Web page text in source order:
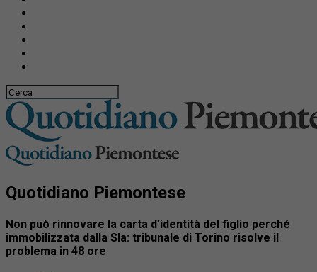
Quotidiano Piemontese
Non può rinnovare la carta d’identità del figlio perché
immobilizzata dalla Sla: tribunale di Torino risolve il
problema in 48 ore